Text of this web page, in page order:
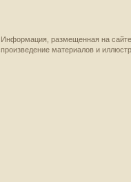
Информация, размещенная на
материалов и